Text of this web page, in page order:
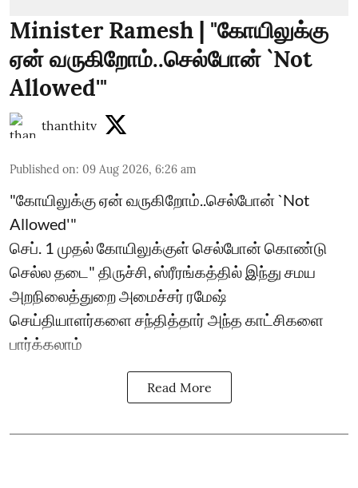
Minister Ramesh | "கோயிலுக்கு
ஏன் வருகிறோம்..செல்போன் `Not
Allowed'"
thanthitv
Published on: 09 Aug 2026, 6:26 am
"கோயிலுக்கு ஏன் வருகிறோம்..செல்போன் `Not
Allowed'"
செப். 1 முதல் கோயிலுக்குள் செல்போன் கொண்டு
செல்ல தடை" திருச்சி, ஸ்ரீரங்கத்தில் இந்து சமய
அறநிலைத்துறை அமைச்சர் ரமேஷ்
செய்தியாளர்களை சந்தித்தார் அந்த காட்சிகளை
பார்க்கலாம்
Read More